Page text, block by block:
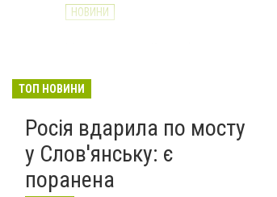
НОВИНИ
Донецькоблгаз припиняє
районів
НОВИНИ
ТОП НОВИНИ
Росія вдарила по мосту
у Слов'янську: є
поранена